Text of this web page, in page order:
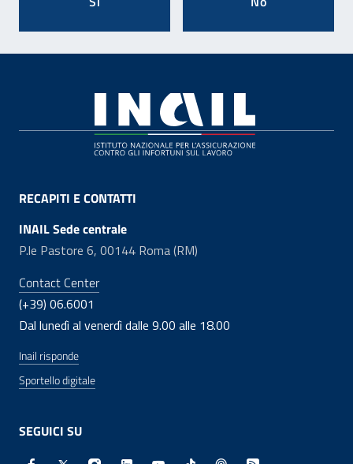
RECAPITI E CONTATTI
INAIL Sede centrale
P.le Pastore 6, 00144 Roma (RM)
Contact Center
(+39) 06.6001
Dal lunedì al venerdì dalle 9.00 alle 18.00
Inail risponde
Sportello digitale
SEGUICI SU